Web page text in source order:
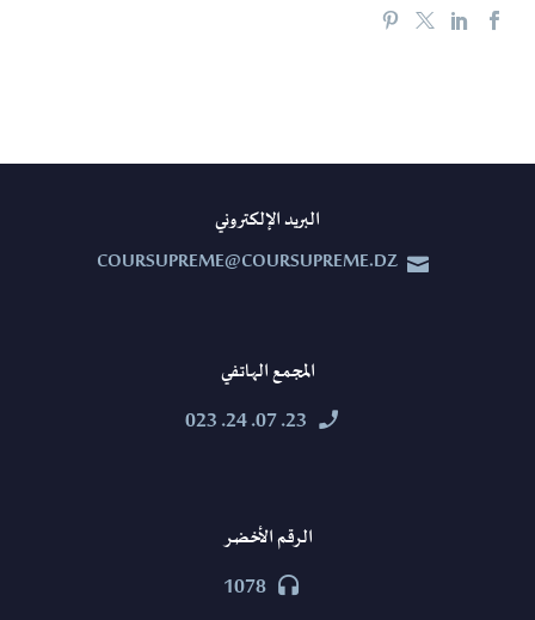
البريد الإلكتروني


COURSUPREME@COURSUPREME.DZ
المجمع الهاتفي


23. 07. 24. 023
الرقم الأخضر


1078